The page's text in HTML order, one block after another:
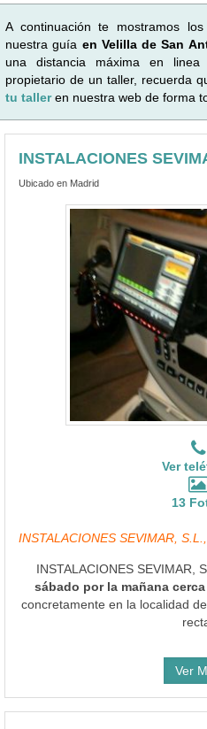
A continuación te mostramos
nuestra guía en Velilla de San
una distancia máxima en
propietario de un taller, recuerda
tu talleren nuestra web de forma
INSTALACIONES
Ubicado en Madrid
Ver
13
INSTALACIONES SEVIMAR,
INSTALACIONES SEVIMAR,
sábado por la mañana
concretamente en la localidad
Ver